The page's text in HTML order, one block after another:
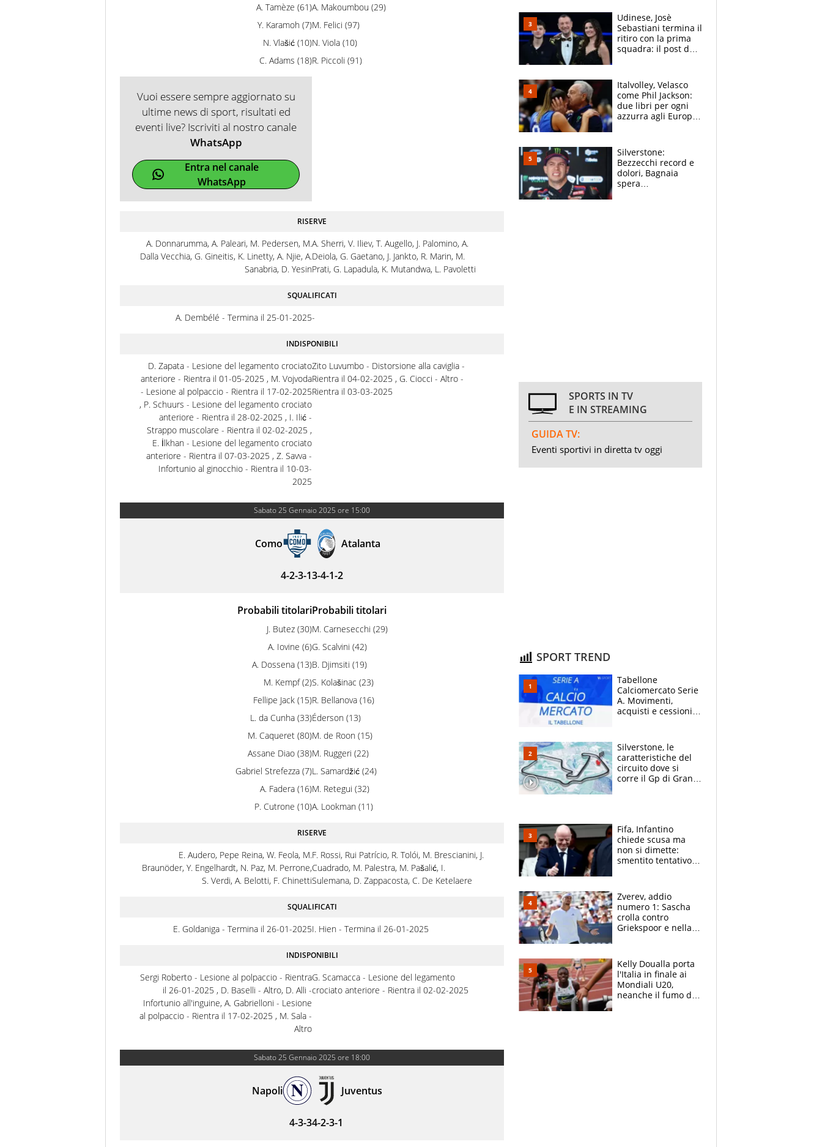
A. Tamèze (61)
Y. Karamoh (7)
N. Vlašić (10)
C. Adams (18)
Vuoi essere sempre aggiornato su
ultime news di sport, risultati ed
eventi live? Iscriviti al nostro canale
WhatsApp
Entra nel canale
WhatsApp
A. Makoumbou (29)
M. Felici (97)
N. Viola (10)
R. Piccoli (91)
RISERVE
A. Donnarumma, A. Paleari, M. Pedersen, M.
Dalla Vecchia, G. Gineitis, K. Linetty, A. Njie, A.
Sanabria, D. Yesin
A. Sherri, V. Iliev, T. Augello, J. Palomino, A.
Deiola, G. Gaetano, J. Jankto, R. Marin, M.
Prati, G. Lapadula, K. Mutandwa, L. Pavoletti
SQUALIFICATI
A. Dembélé - Termina il 25-01-2025-
INDISPONIBILI
D. Zapata - Lesione del legamento crociato
anteriore - Rientra il 01-05-2025 , M. Vojvoda
- Lesione al polpaccio - Rientra il 17-02-2025
, P. Schuurs - Lesione del legamento crociato
anteriore - Rientra il 28-02-2025 , I. Ilić -
Strappo muscolare - Rientra il 02-02-2025 ,
E. İlkhan - Lesione del legamento crociato
anteriore - Rientra il 07-03-2025 , Z. Savva -
Infortunio al ginocchio - Rientra il 10-03-
2025
Zito Luvumbo - Distorsione alla caviglia -
Rientra il 04-02-2025 , G. Ciocci - Altro -
Rientra il 03-03-2025
Sabato 25 Gennaio 2025 ore 15:00
Como
4-2-3-1
Atalanta
3-4-1-2
Probabili titolari
J. Butez (30)
A. Iovine (6)
A. Dossena (13)
M. Kempf (2)
Fellipe Jack (15)
L. da Cunha (33)
M. Caqueret (80)
Assane Diao (38)
Gabriel Strefezza (7)
A. Fadera (16)
P. Cutrone (10)
Probabili titolari
M. Carnesecchi (29)
G. Scalvini (42)
B. Djimsiti (19)
S. Kolašinac (23)
R. Bellanova (16)
Éderson (13)
M. de Roon (15)
M. Ruggeri (22)
L. Samardžić (24)
M. Retegui (32)
A. Lookman (11)
RISERVE
E. Audero, Pepe Reina, W. Feola, M.
Braunöder, Y. Engelhardt, N. Paz, M. Perrone,
S. Verdi, A. Belotti, F. Chinetti
F. Rossi, Rui Patrício, R. Tolói, M. Brescianini, J.
Cuadrado, M. Palestra, M. Pašalić, I.
Sulemana, D. Zappacosta, C. De Ketelaere
SQUALIFICATI
E. Goldaniga - Termina il 26-01-2025I. Hien - Termina il 26-01-2025
INDISPONIBILI
Sergi Roberto - Lesione al polpaccio - Rientra
il 26-01-2025 , D. Baselli - Altro, D. Alli -
Infortunio all'inguine, A. Gabrielloni - Lesione
al polpaccio - Rientra il 17-02-2025 , M. Sala -
Altro
G. Scamacca - Lesione del legamento
crociato anteriore - Rientra il 02-02-2025
Sabato 25 Gennaio 2025 ore 18:00
Napoli
4-3-3
Juventus
4-2-3-1
McLaren siano
meglio?”
Udinese, Josè
Sebastiani termina il
ritiro con la prima
squadra: il post del
sfondo
Italvolley, Velasco
come Phil Jackson:
due libri per ogni
azzurra agli Europei.
Silverstone:
Bezzecchi record e
dolori, Bagnaia
spera
SPORTS IN TV
E IN STREAMING
GUIDA TV:
Eventi sportivi in diretta tv oggi
SPORT TREND
Tabellone
Calciomercato Serie
A. Movimenti,
acquisti e cessioni:
Silverstone, le
caratteristiche del
circuito dove si
corre il Gp di Gran
Fifa, Infantino
chiede scusa ma
non si dimette:
smentito tentativo di
Zverev, addio
numero 1: Sascha
crolla contro
Griekspoor e nella
terzo. Quanti malori
a Montreal
Kelly Doualla porta
l'Italia in finale ai
Mondiali U20,
neanche il fumo di